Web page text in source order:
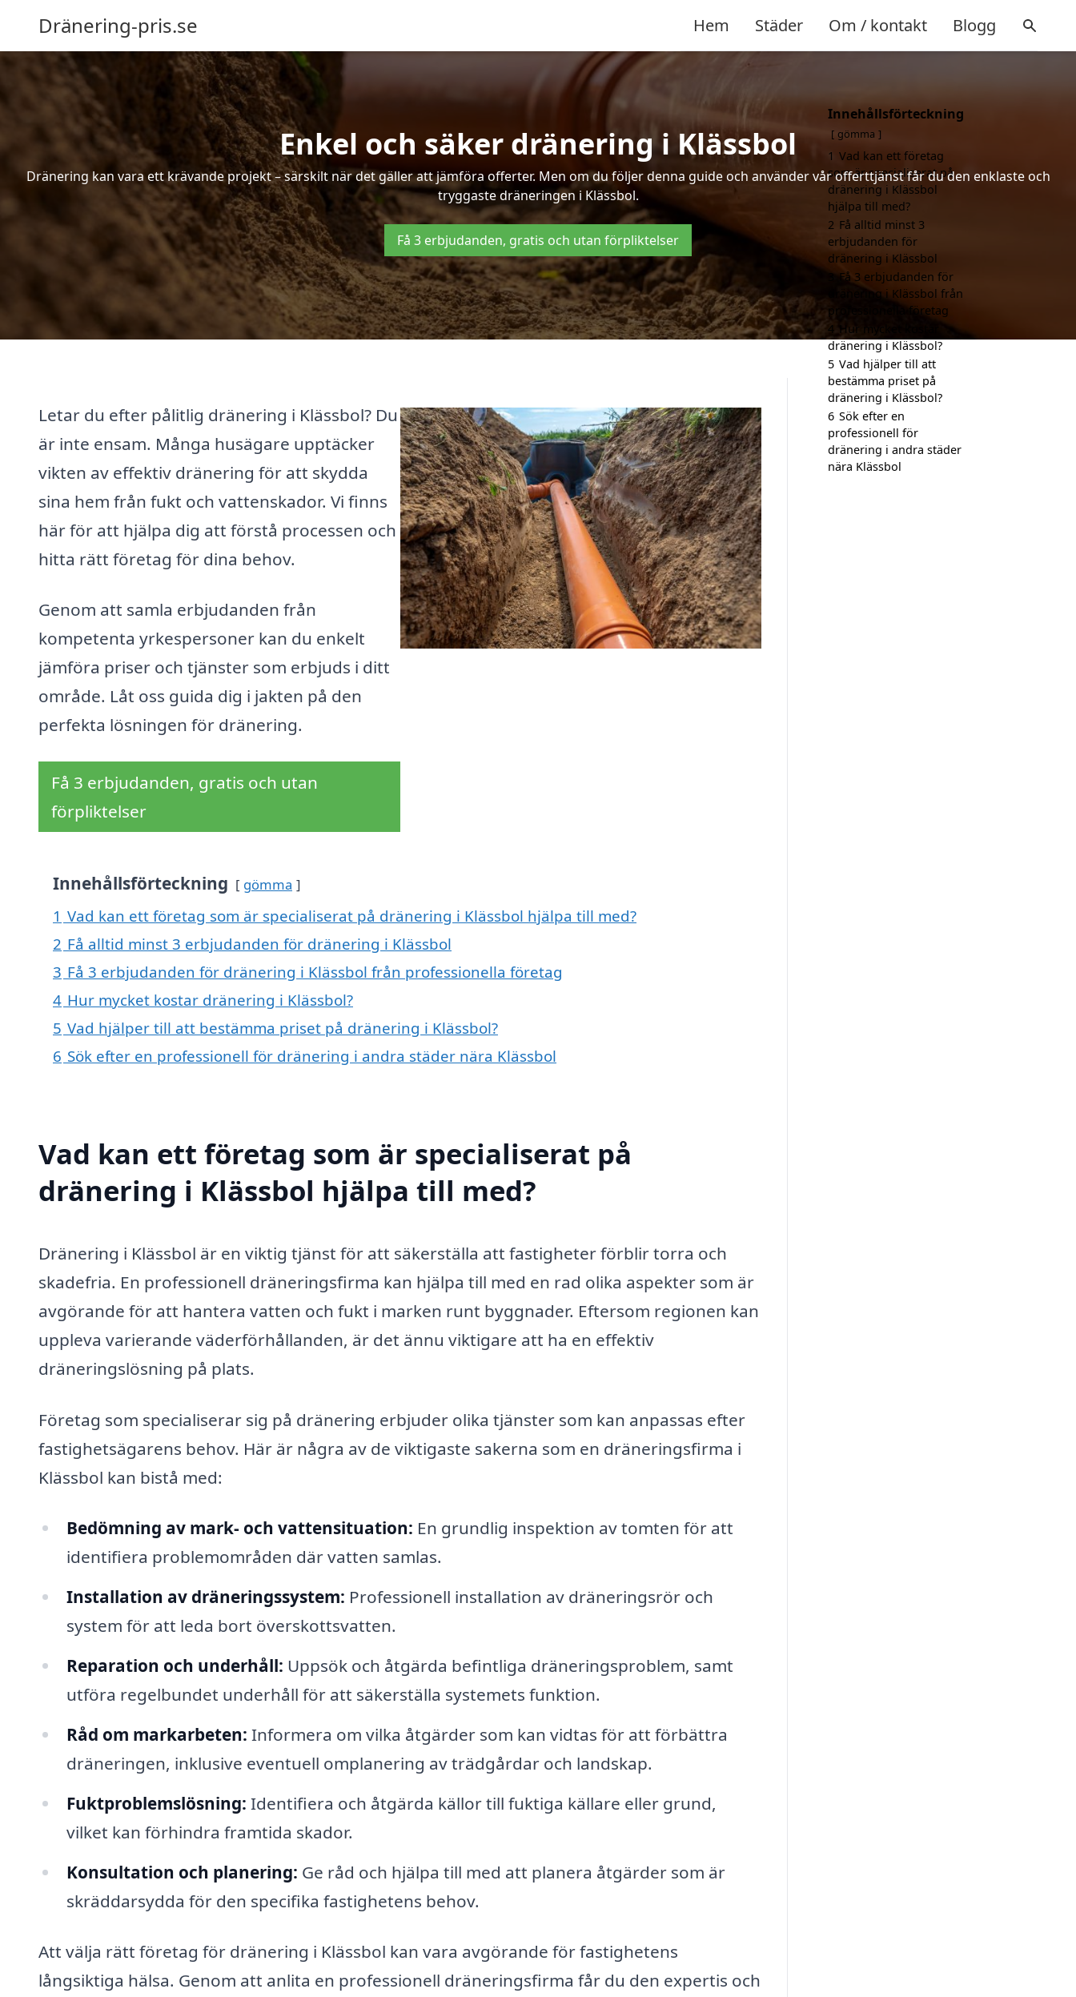
Dränering-pris.se Hem Städer Om / kontakt Blogg
Enkel och säker dränering i Klässbol
Dränering kan vara ett krävande projekt – särskilt när det gäller att jämföra offerter. Men om du följer denna guide och använder vår offerttjänst får du den enklaste och
tryggaste dräneringen i Klässbol.
Få 3 erbjudanden, gratis och utan förpliktelser
Letar du efter pålitlig dränering i Klässbol? Du
är inte ensam. Många husägare upptäcker
vikten av effektiv dränering för att skydda
sina hem från fukt och vattenskador. Vi finns
här för att hjälpa dig att förstå processen och
hitta rätt företag för dina behov.
Genom att samla erbjudanden från
kompetenta yrkespersoner kan du enkelt
jämföra priser och tjänster som erbjuds i ditt
område. Låt oss guida dig i jakten på den
perfekta lösningen för dränering.
Få 3 erbjudanden, gratis och utan
förpliktelser
Innehållsförteckning gömma
1 Vad kan ett företag som är specialiserat på dränering i Klässbol hjälpa till med?
2 Få alltid minst 3 erbjudanden för dränering i Klässbol
3 Få 3 erbjudanden för dränering i Klässbol från professionella företag
4 Hur mycket kostar dränering i Klässbol?
5 Vad hjälper till att bestämma priset på dränering i Klässbol?
6 Sök efter en professionell för dränering i andra städer nära Klässbol
Vad kan ett företag som är specialiserat på
dränering i Klässbol hjälpa till med?
Dränering i Klässbol är en viktig tjänst för att säkerställa att fastigheter förblir torra och
skadefria. En professionell dräneringsfirma kan hjälpa till med en rad olika aspekter som är
avgörande för att hantera vatten och fukt i marken runt byggnader. Eftersom regionen kan
uppleva varierande väderförhållanden, är det ännu viktigare att ha en effektiv
dräneringslösning på plats.
Företag som specialiserar sig på dränering erbjuder olika tjänster som kan anpassas efter
fastighetsägarens behov. Här är några av de viktigaste sakerna som en dräneringsfirma i
Klässbol kan bistå med:
Bedömning av mark- och vattensituation: En grundlig inspektion av tomten för att
identifiera problemområden där vatten samlas.
Installation av dräneringssystem: Professionell installation av dräneringsrör och
system för att leda bort överskottsvatten.
Reparation och underhåll: Uppsök och åtgärda befintliga dräneringsproblem, samt
utföra regelbundet underhåll för att säkerställa systemets funktion.
Råd om markarbeten: Informera om vilka åtgärder som kan vidtas för att förbättra
dräneringen, inklusive eventuell omplanering av trädgårdar och landskap.
Fuktproblemslösning: Identifiera och åtgärda källor till fuktiga källare eller grund,
vilket kan förhindra framtida skador.
Konsultation och planering: Ge råd och hjälpa till med att planera åtgärder som är
skräddarsydda för den specifika fastighetens behov.
Att välja rätt företag för dränering i Klässbol kan vara avgörande för fastighetens
långsiktiga hälsa. Genom att anlita en professionell dräneringsfirma får du den expertis och
Innehållsförteckning
gömma
1 Vad kan ett företag
som är specialiserat på
dränering i Klässbol
hjälpa till med?
2 Få alltid minst 3
erbjudanden för
dränering i Klässbol
3 Få 3 erbjudanden för
dränering i Klässbol från
professionella företag
4 Hur mycket kostar
dränering i Klässbol?
5 Vad hjälper till att
bestämma priset på
dränering i Klässbol?
6 Sök efter en
professionell för
dränering i andra städer
nära Klässbol